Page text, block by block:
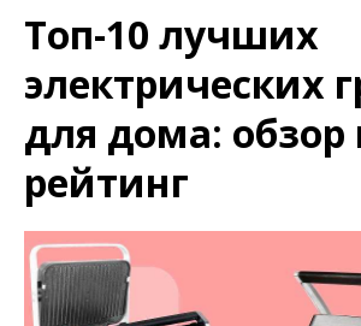
Топ-10 лучших
электрических
для дома: обзор
рейтинг